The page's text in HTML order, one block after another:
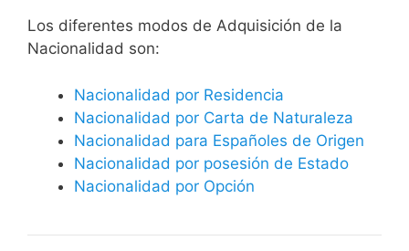
​​​Los diferentes modos de Adquisición de la
Nacionalidad son:
Nacionalidad por Residencia
Nacionalidad por Carta de Naturaleza
Nacionalidad para Españoles de Origen
Nacionalidad por posesión de Estado
Nacionalidad por Opción